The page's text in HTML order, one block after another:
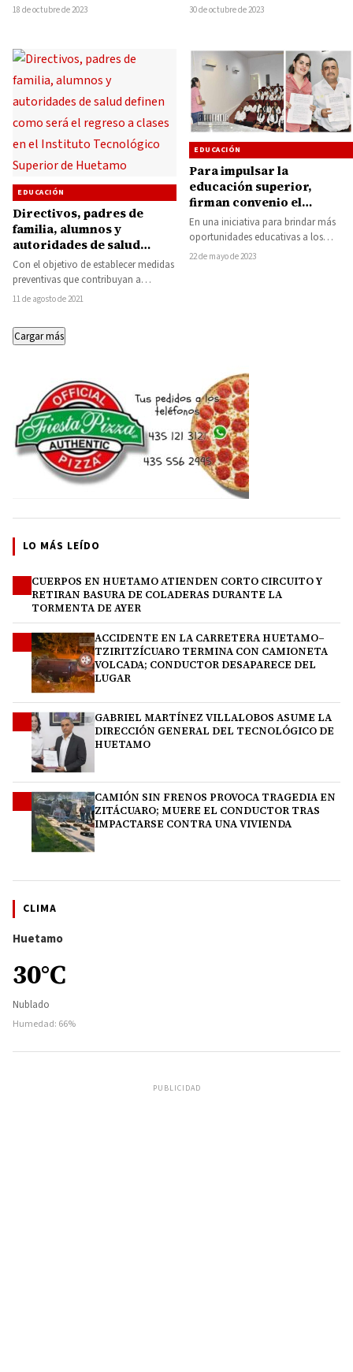
por la fundación del Colegio de
18 de octubre de 2023
le pese”, señaló el presidente
30 de octubre de 2023
EDUCACIÓN
Directivos, padres de
familia, alumnos y
autoridades de salud
definen como será el
regreso a clases en el
Instituto Tecnológico
Superior de Huetamo
Con el objetivo de establecer medidas
preventivas que contribuyan a
disminuir los riesgos de contagios por
11 de agosto de 2021
EDUCACIÓN
Para impulsar la
educación superior,
firman convenio el
Instituto Tecnológico
Superior de Tacámbaro y
el Colegio de Bachilleres
de Zirándaro
En una iniciativa para brindar más
oportunidades educativas a los
alumnos de nivel de preparatoria, la
22 de mayo de 2023
Cargar más
LO MÁS LEÍDO
CUERPOS EN HUETAMO ATIENDEN CORTO CIRCUITO Y
RETIRAN BASURA DE COLADERAS DURANTE LA
TORMENTA DE AYER
ACCIDENTE EN LA CARRETERA HUETAMO–
TZIRITZÍCUARO TERMINA CON CAMIONETA
VOLCADA; CONDUCTOR DESAPARECE DEL
LUGAR
GABRIEL MARTÍNEZ VILLALOBOS ASUME LA
DIRECCIÓN GENERAL DEL TECNOLÓGICO DE
HUETAMO
CAMIÓN SIN FRENOS PROVOCA TRAGEDIA EN
ZITÁCUARO; MUERE EL CONDUCTOR TRAS
IMPACTARSE CONTRA UNA VIVIENDA
CLIMA
Huetamo
30°C
Nublado
Humedad: 66%
PUBLICIDAD